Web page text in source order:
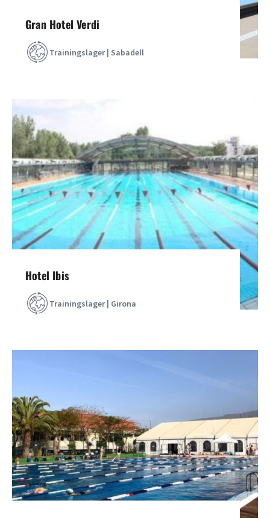
Gran Hotel Verdi
Trainingslager | Sabadell
Hotel Ibis
Trainingslager | Girona